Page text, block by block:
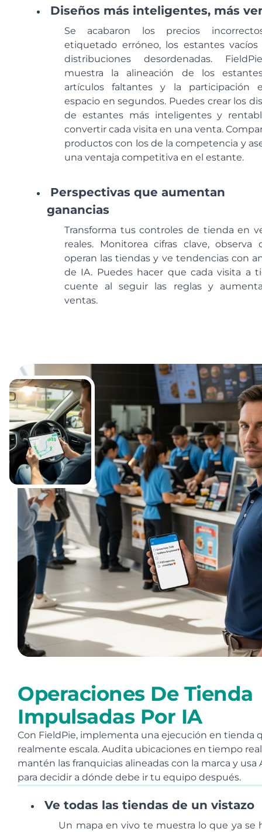
Diseños más inteligentes, más
Se acabaron los precios
etiquetado erróneo, los estantes vacíos
distribuciones desordenadas.
muestra la alineación de los
artículos faltantes y la participación
espacio en segundos. Puedes crear los
de estantes más inteligentes y
convertir cada visita en una venta.
productos con los de la competencia y
una ventaja competitiva en el estante.
Perspectivas que aumentan
ganancias
Transforma tus controles de tienda en
reales. Monitorea cifras clave, observa
operan las tiendas y ve tendencias con
de IA. Puedes hacer que cada visita a
cuente al seguir las reglas y
ventas.
Operaciones De Tienda
Impulsadas Por IA
Con FieldPie, implementa una ejecución en tienda
realmente escala. Audita ubicaciones en tiempo
mantén las franquicias alineadas con la marca y usa
para decidir a dónde debe ir tu equipo después.
Ve todas las tiendas de un vistazo
Un mapa en vivo te muestra lo que ya se